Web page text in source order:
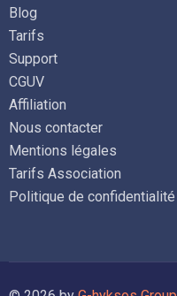
Blog
Tarifs
Support
CGUV
Affiliation
Nous contacter
Mentions légales
Tarifs Association
Politique de confidentialité